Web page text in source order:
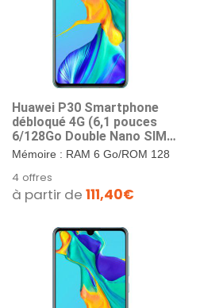
Huawei P30 Smartphone
débloqué 4G (6,1 pouces
6/128Go Double Nano SIM
Android 9) Bleu aurora
Mémoire : RAM 6 Go/ROM 128
SIM ou Nano-SIM + carte Nano
SD. Ecran :...
4 offres
à partir de 111,40€